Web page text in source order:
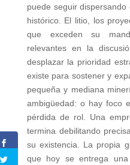
puede seguir
histórico. El litio, los
que exceden su
relevantes en la
desplazar la prioridad
existe para sostener y
pequeña y mediana
ambigüedad: o hay foco
pérdida de rol. Una
termina debilitando
su existencia. La propia
que hoy se entrega